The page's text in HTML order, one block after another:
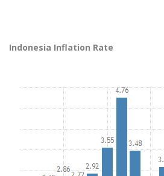
Indonesia Inflation Rate